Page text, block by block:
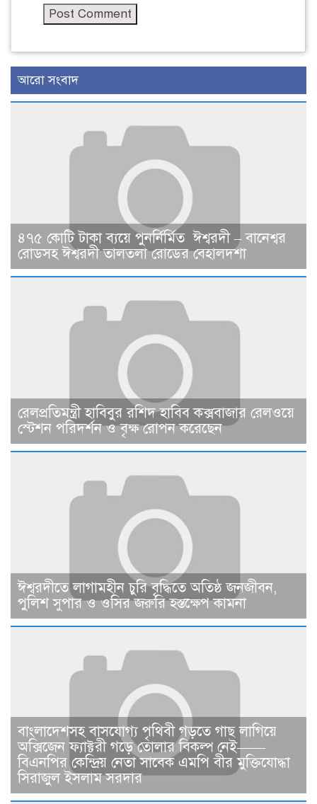
আরো সংবাদ
৪৭৫ কোটি টাকা ব্যয়ে পুনর্নির্মিত ঈশ্বরদী – বানেশ্বর
রোডসহ ঈশ্বরদী তালতলা রোডের বেহালদশা
রেলপ্রতিমন্ত্রী হাবিবুর রশিদ হাবিব কক্সবাজার রেলওয়ে
স্টেশন পরিদর্শন ও বৃক্ষ রোপন করেছেন
ঈশ্বরদীতে লাগামহীন চুরি বৃদ্ধিতে অতিষ্ঠ জনজীবন,
পুলিশ সুপার ও ওসির জরুরি হস্তক্ষেপ কামনা ​
বাংলাদেশসহ বাসযোগ্য পৃথিবী গড়তে গাছ লাগিয়ে
অক্সিজেন ফ্যাক্টরী গড়ে তোলার বিকল্প নেই——
বিএনপির কেন্দ্রিয় নেতা সাবেক এমপি বীর মুক্তিযোদ্ধা
সিরাজুল ইসলাম সরদার